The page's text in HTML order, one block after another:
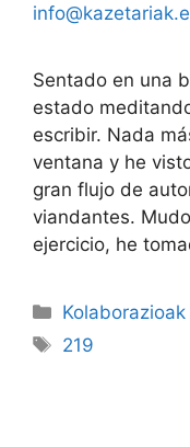
Sentado en una
estado
escribir. Nada
ventana y he
gran flujo de
viandantes.
ejercicio, he
Kolaborazioak
219